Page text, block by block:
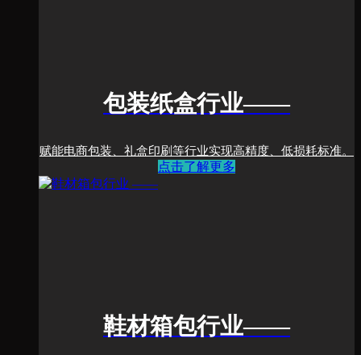
包装纸盒行业——
赋能电商包装、礼盒印刷等行业实现高精度、低损耗标准。
点击了解更多
鞋材箱包行业——